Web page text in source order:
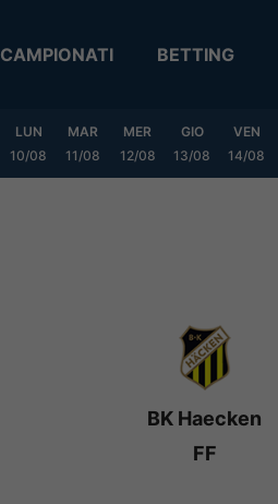
CAMPIONATI BETTING
LUN
10/08
MAR
11/08
MER
12/08
GIO
13/08
VEN
14/08
BK Haecken
FF